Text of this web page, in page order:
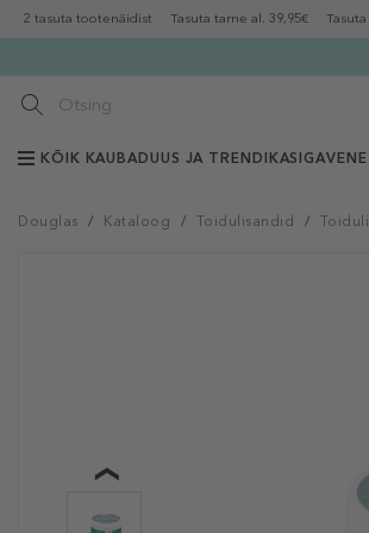
2 tasuta tootenäidist Tasuta tarne al. 39,95€
KÕIK KAUBADUUS JA TRENDIKAS IGAVENE
Douglas / Kataloog / Toidulisandid /